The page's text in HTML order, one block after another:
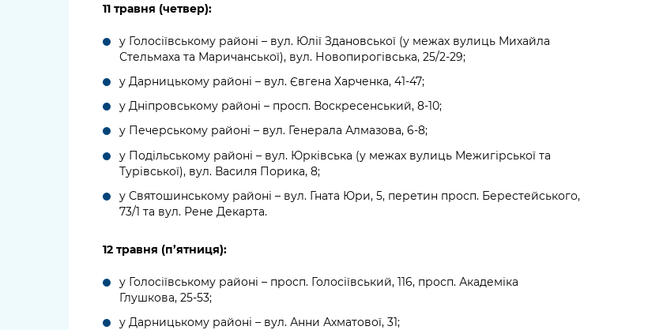
11 травня (четвер):
у Голосіївському районі – вул. Юлії Здановської (у межах вулиць Михайла
Стельмаха та Маричанської), вул. Новопирогівська, 25/2-29;
у Дарницькому районі – вул. Євгена Харченка, 41-47;
у Дніпровському районі – просп. Воскресенський, 8-10;
у Печерському районі – вул. Генерала Алмазова, 6-8;
у Подільському районі – вул. Юрківська (у межах вулиць Межигірської та
Турівської), вул. Василя Порика, 8;
у Святошинському районі – вул. Гната Юри, 5, перетин просп. Берестейського,
73/1 та вул. Рене Декарта.
12 травня (п’ятниця):
у Голосіївському районі – просп. Голосіївський, 116, просп. Академіка
Глушкова, 25-53;
у Дарницькому районі – вул. Анни Ахматової, 31;